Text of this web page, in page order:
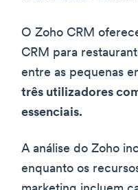
O Zoho CRM
CRM para
entre as pequenas
três utilizadores
essenciais.
A análise do Zoho
enquanto os